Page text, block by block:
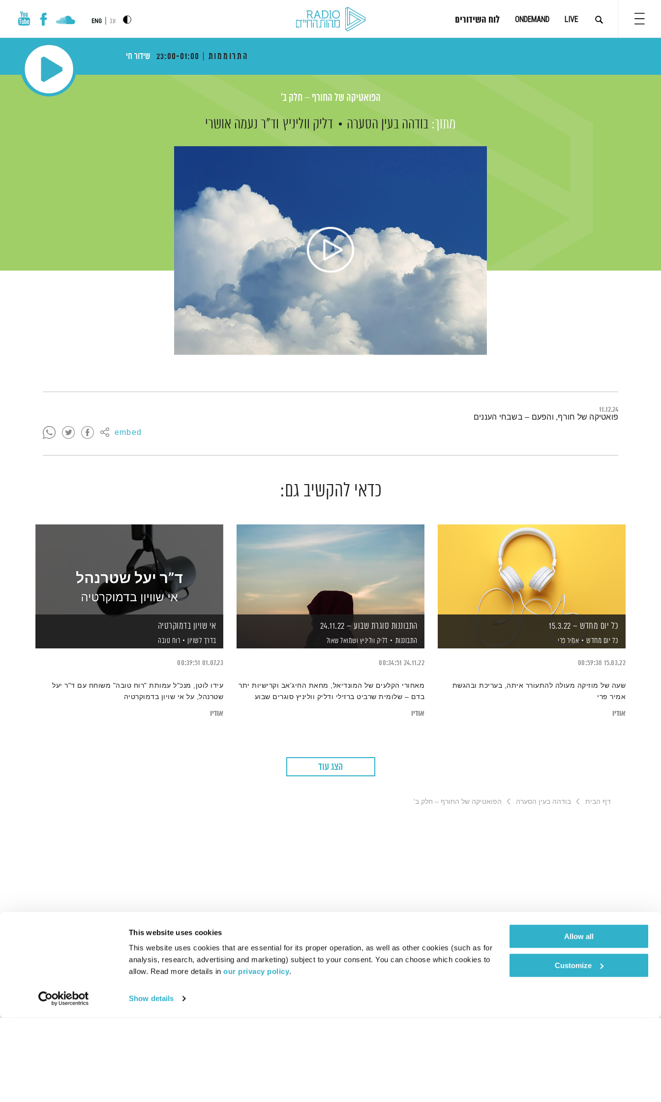
This website uses cookies
This website uses cookies that are essential for its proper operation, as well as other cookies (such as for
analysis, research, advertising and marketing) subject to your consent. You can choose which cookies to
allow. Read more details in our privacy policy.
Show details
Allow all
Customize
LIVE
ONDEMAND לוח השידורים עב ENG
התרוממות 23:00-01:00 שידור חי
הפואטיקה של החורף – חלק ב'
מתוך: בודהה בעין הסערה דליק ווליניץ וד"ר נעמה אושרי
11.12.24
embed
תמצית הפודקאסט
פואטיקה של חורף, והפעם – בשבחי העננים
כדאי להקשיב גם:
כל יום מחדש – 15.3.22
כל יום מחדש אמיר פרי
15.03.22
00:59:38
שעה של מוזיקה מעולה להתעורר איתה, בעריכת ובהגשת
אמיר פרי
אודיו
התבוננות סוגרת שבוע – 24.11.22
התבוננות דליק ווליניץ ושמואל שאול
24.11.22
00:34:51
מאחורי הקלעים של המונדיאל, מחאת החיג'אב וקרישיות יתר
בדם – שלומית שרביט ברזילי ודליק ווליניץ סוגרים שבוע
אודיו
אי שויון בדמוקרטיה
בדרך לשויון רוח טובה
01.07.23
00:39:51
עידו לוטן, מנכ"ל עמותת "רוח טובה" משוחח עם ד"ר יעל
שטרנהל, על אי שויון בדמוקרטיה
אודיו
הצג עוד
דף הבית בודהה בעין הסערה הפואטיקה של החורף – חלק ב'